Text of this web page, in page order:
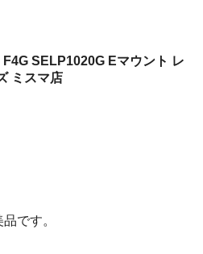
SELP1020G Eマウント レ
ミスマ店
です。